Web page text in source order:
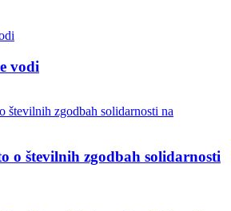
vodi
o številnih zgodbah solidarnosti